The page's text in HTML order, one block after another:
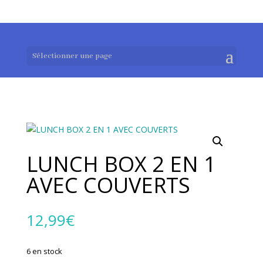
Sélectionner une page
LUNCH BOX 2 EN 1
AVEC COUVERTS
12,99€
6 en stock